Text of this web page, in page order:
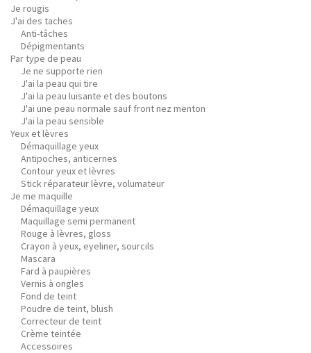
Je rougis
J'ai des taches
Anti-tâches
Dépigmentants
Par type de peau
Je ne supporte rien
J'ai la peau qui tire
J'ai la peau luisante et des boutons
J'ai une peau normale sauf front nez menton
J'ai la peau sensible
Yeux et lèvres
Démaquillage yeux
Antipoches, anticernes
Contour yeux et lèvres
Stick réparateur lèvre, volumateur
Je me maquille
Démaquillage yeux
Maquillage semi permanent
Rouge à lèvres, gloss
Crayon à yeux, eyeliner, sourcils
Mascara
Fard à paupières
Vernis à ongles
Fond de teint
Poudre de teint, blush
Correcteur de teint
Crème teintée
Accessoires